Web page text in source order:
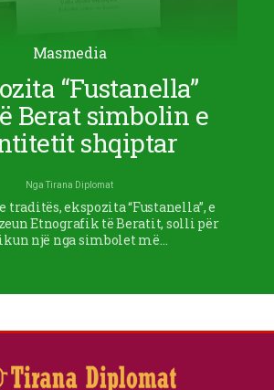
Masmedia
“Fustanella”
Berat simbolin e
shqiptar
NgaTirana Diplomat
traditës, ekspozita “Fustanella”, e
Etnografik të Beratit, solli për
një nga simbolet më…